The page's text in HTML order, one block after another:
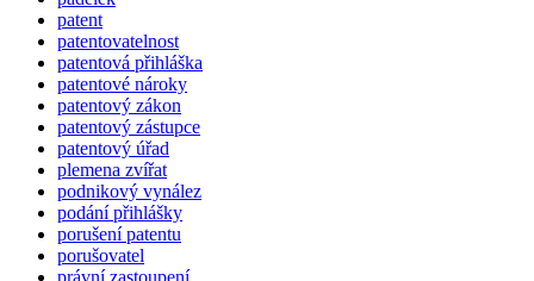
patent
patentovatelnost
patentová přihláška
patentové nároky
patentový zákon
patentový zástupce
patentový úřad
plemena zvířat
podnikový vynález
podání přihlášky
porušení patentu
porušovatel
právní zastoupení